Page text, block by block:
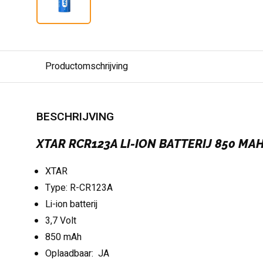
Productomschrijving
BESCHRIJVING
XTAR RCR123A LI-ION BATTERIJ 850
XTAR
Type: R-CR123A
Li-ion batterij
3,7 Volt
850 mAh
Oplaadbaar: JA